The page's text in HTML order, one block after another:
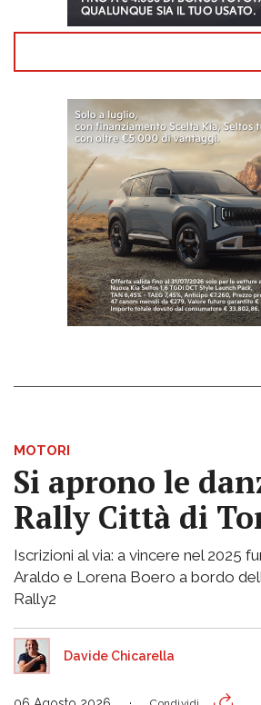
MOTORI
Si aprono le
Rally Città di
Iscrizioni al via: a vincere nel 2025
Araldo e Lorena Boero a bordo
Rally2
Davide Chicarella